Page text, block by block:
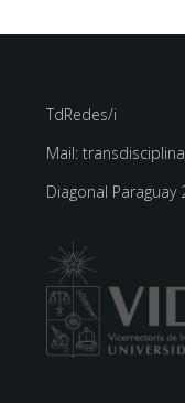
TdRedes/i
Mail:
Diagonal Paraguay